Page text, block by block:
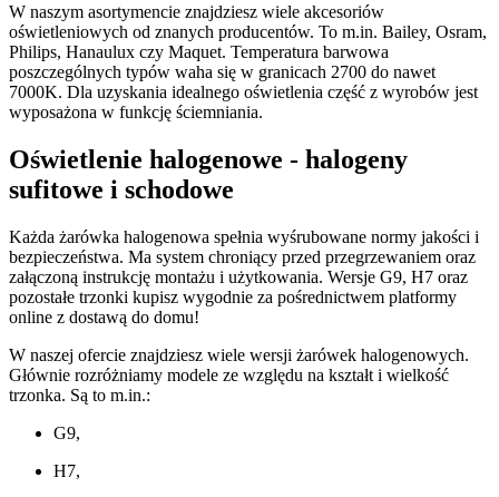
W naszym asortymencie znajdziesz wiele akcesoriów
oświetleniowych od znanych producentów. To m.in. Bailey, Osram,
Philips, Hanaulux czy Maquet. Temperatura barwowa
poszczególnych typów waha się w granicach 2700 do nawet
7000K. Dla uzyskania idealnego oświetlenia część z wyrobów jest
wyposażona w funkcję ściemniania.
Oświetlenie halogenowe - halogeny
sufitowe i schodowe
Każda żarówka halogenowa spełnia wyśrubowane normy jakości i
bezpieczeństwa. Ma system chroniący przed przegrzewaniem oraz
załączoną instrukcję montażu i użytkowania. Wersje G9, H7 oraz
pozostałe trzonki kupisz wygodnie za pośrednictwem platformy
online z dostawą do domu!
W naszej ofercie znajdziesz wiele wersji żarówek halogenowych.
Głównie rozróżniamy modele ze względu na kształt i wielkość
trzonka. Są to m.in.:
G9,
H7,